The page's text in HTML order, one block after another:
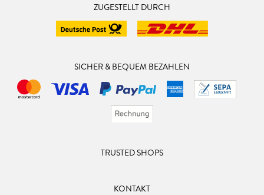
ZUGESTELLT DURCH
SICHER & BEQUEM BEZAHLEN
TRUSTED SHOPS
KONTAKT